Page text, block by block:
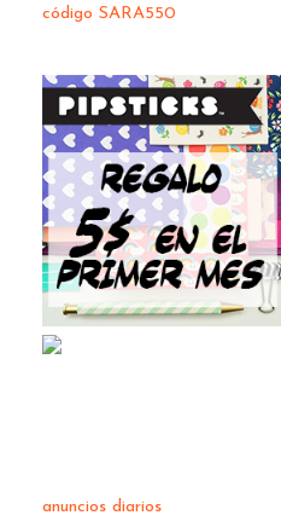
código SARA550
anuncios diarios